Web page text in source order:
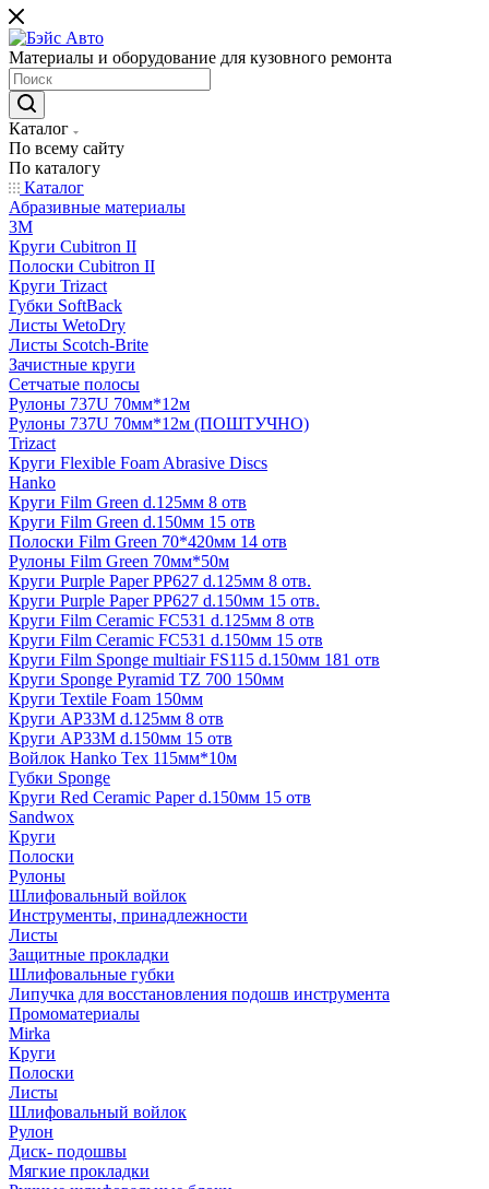
Материалы и оборудование для кузовного ремонта
Каталог
По всему сайту
По каталогу
Каталог
Абразивные материалы
3M
Круги Cubitron II
Полоски Cubitron II
Круги Trizact
Губки SoftBack
Листы WetoDry
Листы Scotch-Brite
Зачистные круги
Сетчатые полосы
Рулоны 737U 70мм*12м
Рулоны 737U 70мм*12м (ПОШТУЧНО)
Trizact
Круги Flexible Foam Abrasive Discs
Hanko
Круги Film Green d.125мм 8 отв
Круги Film Green d.150мм 15 отв
Полоски Film Green 70*420мм 14 отв
Рулоны Film Green 70мм*50м
Круги Purple Paper PP627 d.125мм 8 отв.
Круги Purple Paper PP627 d.150мм 15 отв.
Круги Film Ceramic FC531 d.125мм 8 отв
Круги Film Ceramic FC531 d.150мм 15 отв
Круги Film Sponge multiair FS115 d.150мм 181 отв
Круги Sponge Pyramid TZ 700 150мм
Круги Textile Foam 150мм
Круги AP33M d.125мм 8 отв
Круги AP33M d.150мм 15 отв
Войлок Hanko Tех 115мм*10м
Губки Sponge
Круги Red Ceramic Paper d.150мм 15 отв
Sandwox
Круги
Полоски
Рулоны
Шлифовальный войлок
Инструменты, принадлежности
Листы
Защитные прокладки
Шлифовальные губки
Липучка для восстановления подошв инструмента
Промоматериалы
Mirka
Круги
Полоски
Листы
Шлифовальный войлок
Рулон
Диск- подошвы
Мягкие прокладки